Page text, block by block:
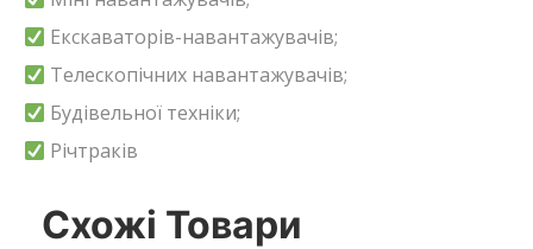
Екскаваторів-навантажувачів;
Телескопічних навантажувачів;
Будівельної техніки;
Річтраків
Схожі Товари